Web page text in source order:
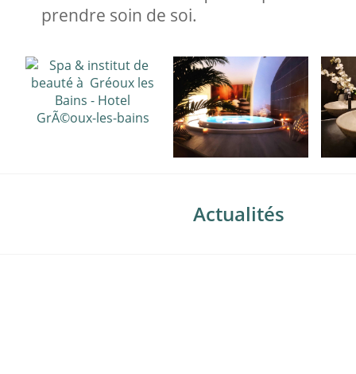
prendre soin de soi.
Actualités